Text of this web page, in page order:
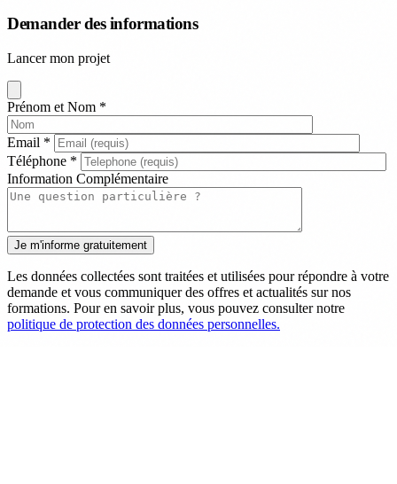
Demander des informations
Lancer mon projet
Prénom et Nom *
Email *
Téléphone *
Information Complémentaire
Les données collectées sont traitées et utilisées pour répondre à votre
demande et vous communiquer des offres et actualités sur nos
formations. Pour en savoir plus, vous pouvez consulter notre
politique de protection des données personnelles.